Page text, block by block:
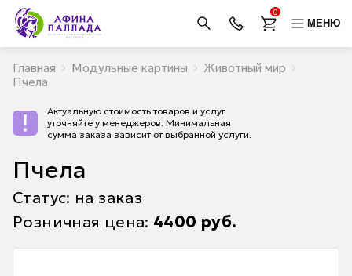
0
МЕНЮ
Главная Модульные картины
Животный мир
Пчела
Актуальную стоимость товаров и услуг
уточняйте у менеджеров. Минимальная
сумма заказа зависит от выбранной услуги.
Пчела
Статус: на заказ
Розничная цена: 4400 руб.